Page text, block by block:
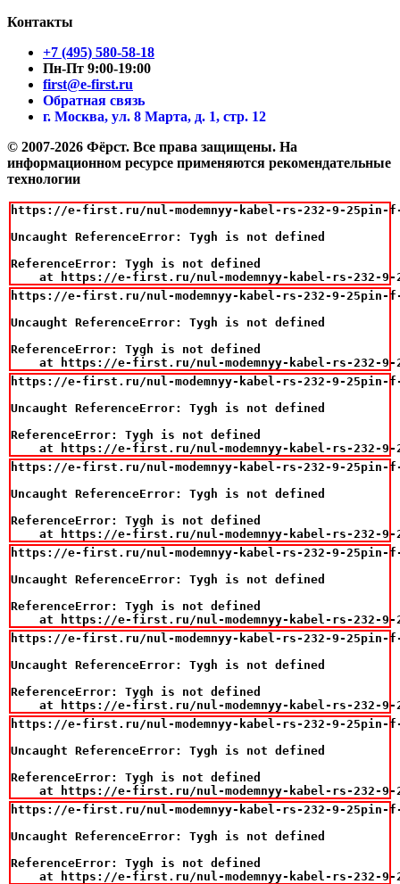
Контакты
+7 (495) 580-58-18
Пн-Пт 9:00-19:00
first@e-first.ru
Обратная связь
г. Москва, ул. 8 Марта, д. 1, стр. 12
© 2007-2026 Фёрст. Все права защищены. На
информационном ресурсе применяются рекомендательные
технологии
https://e-first.ru/nul-modemnyy-kabel-rs-232-9-25pin-f-
Uncaught ReferenceError: Tygh is not defined
ReferenceError: Tygh is not defined
at https://e-first.ru/nul-modemnyy-kabel-rs-232-
https://e-first.ru/nul-modemnyy-kabel-rs-232-9-25pin-f-
Uncaught ReferenceError: Tygh is not defined
ReferenceError: Tygh is not defined
at https://e-first.ru/nul-modemnyy-kabel-rs-232-
https://e-first.ru/nul-modemnyy-kabel-rs-232-9-25pin-f-
Uncaught ReferenceError: Tygh is not defined
ReferenceError: Tygh is not defined
at https://e-first.ru/nul-modemnyy-kabel-rs-232-
https://e-first.ru/nul-modemnyy-kabel-rs-232-9-25pin-f-
Uncaught ReferenceError: Tygh is not defined
ReferenceError: Tygh is not defined
at https://e-first.ru/nul-modemnyy-kabel-rs-232-
https://e-first.ru/nul-modemnyy-kabel-rs-232-9-25pin-f-
Uncaught ReferenceError: Tygh is not defined
ReferenceError: Tygh is not defined
at https://e-first.ru/nul-modemnyy-kabel-rs-232-
https://e-first.ru/nul-modemnyy-kabel-rs-232-9-25pin-f-
Uncaught ReferenceError: Tygh is not defined
ReferenceError: Tygh is not defined
at https://e-first.ru/nul-modemnyy-kabel-rs-232-
https://e-first.ru/nul-modemnyy-kabel-rs-232-9-25pin-f-
Uncaught ReferenceError: Tygh is not defined
ReferenceError: Tygh is not defined
at https://e-first.ru/nul-modemnyy-kabel-rs-232-
https://e-first.ru/nul-modemnyy-kabel-rs-232-9-25pin-f-
Uncaught ReferenceError: Tygh is not defined
ReferenceError: Tygh is not defined
at https://e-first.ru/nul-modemnyy-kabel-rs-232-